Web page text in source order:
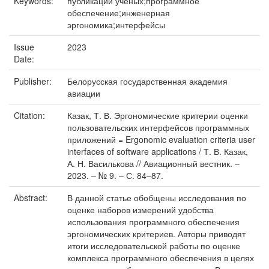
обеспечение;инженерная
эргономика;интерфейсы
Issue
Date:
2023
Publisher:
Белорусская государственная академия
авиации
Citation:
Казак, Т. В. Эргономические критерии оценки
пользовательских интерфейсов программных
приложений = Ergonomic evaluation criteria user
interfaces of software applications / Т. В. Казак,
А. Н. Василькова // Авиационный вестник. –
2023. – № 9. – С. 84–87.
Abstract:
В данной статье обобщены исследования по
оценке наборов измерений удобства
использования программного обеспечения
эргономических критериев. Авторы приводят
итоги исследовательской работы по оценке
комплекса программного обеспечения в целях